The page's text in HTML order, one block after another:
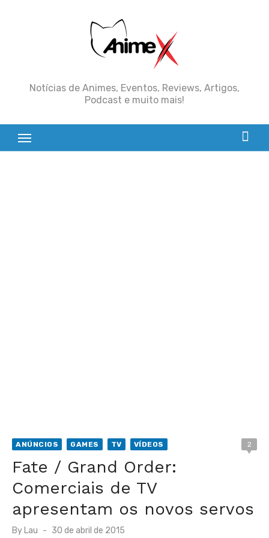
Notícias de Animes, Eventos, Reviews, Artigos,
Podcast e muito mais!
ANÚNCIOS GAMES TV VÍDEOS 2
Fate / Grand Order:
Comerciais de TV
apresentam os novos servos
By Lau
Posted
30 de abril de 2015